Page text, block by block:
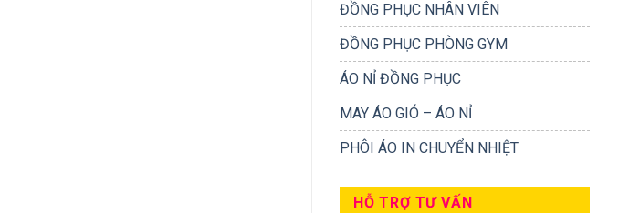
ĐỒNG PHỤC NHÂN VIÊN
ĐỒNG PHỤC PHÒNG GYM
ÁO NỈ ĐỒNG PHỤC
MAY ÁO GIÓ – ÁO NỈ
PHÔI ÁO IN CHUYỂN NHIỆT
HỖ TRỢ TƯ VẤN